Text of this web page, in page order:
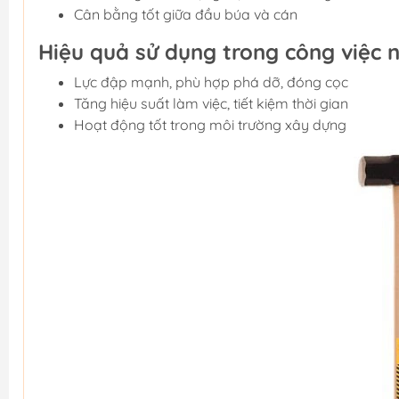
Cân bằng tốt giữa đầu búa và cán
Hiệu quả sử dụng trong công việc
Lực đập mạnh, phù hợp phá dỡ, đóng cọc
Tăng hiệu suất làm việc, tiết kiệm thời gian
Hoạt động tốt trong môi trường xây dựng